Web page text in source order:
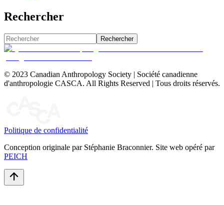
Rechercher
Rechercher
© 2023 Canadian Anthropology Society | Société canadienne
d'anthropologie CASCA. All Rights Reserved | Tous droits réservés.
Politique de confidentialité
Conception originale par Stéphanie Braconnier. Site web opéré par
PEICH